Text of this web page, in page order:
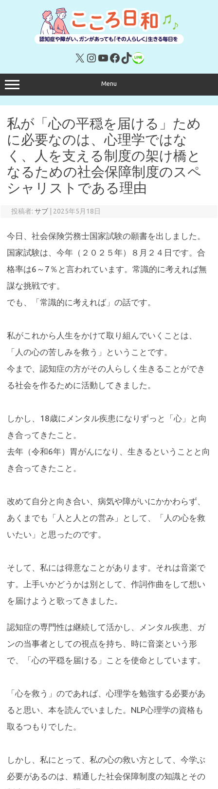
X Instagram
YouTube
Facebook
TikTok
リンク
Menu
私が「心の平穏を届ける」ため
に必要なのは、心理学ではな
く、人を支える制度の架け橋と
なるための社会保障制度のスペ
シャリストである理由
投稿者: サブ 2025年5月18日
今日、社会保険労務士国家試験の願書を出しました。
国家試験は、今年（２０２５年）８月２４日です。合
格率は6～7％と言われています。常識的に考えれば無
謀な挑戦です。
でも、「常識的に考えれば」の話です。
私がこれから人生をかけて取り組んでいくことは、
「人の心の苦しみを救う」ということです。
今まで、認知症の方がその人らしく生きることができ
る社会を作るために活動してきました。
しかし、18歳にメンタル疾患になりずっと「心」と向
き合ってきたこと。
去年（令和6年）胃がんになり、生きるということと向
き合ってきたこと。
改めて自分と向き合い、病気や障がいにかかわらず、
あくまでも「人と人との営み」として、「人の心を救
いたい」と思ったのです。
そして、私には得意なことがあります。それは音楽で
す。上手いかどうかは別として、作詞作曲をして想い
を届けようと歌ってきました。
認知症の専門性は継続して活かし、メンタル疾患、ガ
ンの当事者としての視点を持ち、時に音楽という形
で、「心の平穏を届ける」ことを使命としています。
「心を救う」のであれば、心理学を勉強する必要があ
ると思い、本を読んでいました。NLP心理学の資格も
取るつもりでした。
しかし、私にとって、私の心の救い方として、今学ぶ
必要があるのは、精通した社会保障制度の知識とその